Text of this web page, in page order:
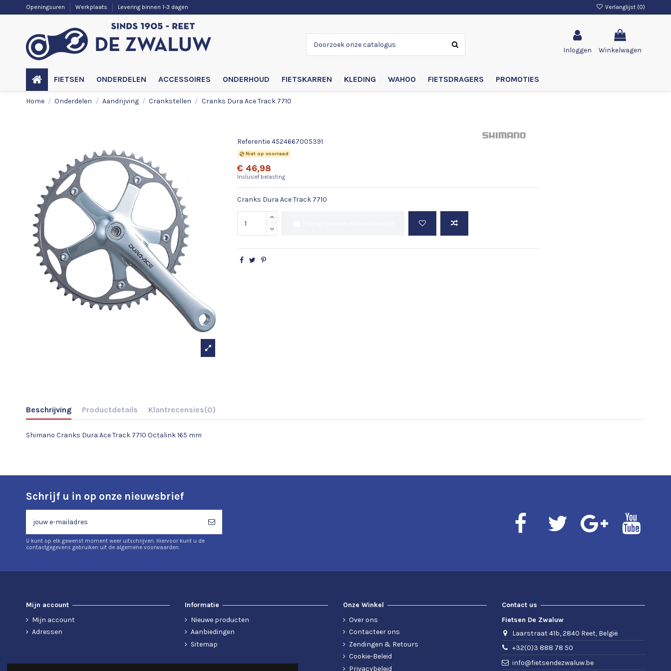
Openingsuren Werkplaats Levering binnen 1-3 dagen Verlanglijst (0)
Inloggen Winkelwagen
FIETSEN ONDERDELEN ACCESSOIRES ONDERHOUD FIETSKARREN KLEDING WAHOO FIETSDRAGERS PROMOTIES
Home Onderdelen Aandrijving Crankstellen Cranks Dura Ace Track 7710
Referentie4524667005391
Niet op voorraad
€ 46,98
Inclusief belasting
Cranks Dura Ace Track 7710
Beschrijving Productdetails Klantrecensies(0)
Shimano Cranks Dura Ace Track 7710 Octalink 165 mm
Schrijf u in op onze nieuwsbrief
U kunt op elk gewenst moment weer uitschrijven. Hiervoor kunt u de
contactgegevens gebruiken uit de algemene voorwaarden.
Mijn account
Mijn account
Adressen
Informatie
Nieuwe producten
Aanbiedingen
Sitemap
Onze Winkel
Over ons
Contacteer ons
Zendingen & Retours
Cookie-Beleid
Privacybeleid
Contact us
Fietsen De Zwaluw
Laarstraat 41b, 2840 Reet, België
+32(0)3 888 78 50
info@fietsendezwaluw.be